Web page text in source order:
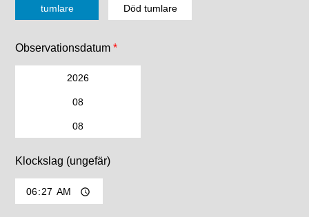
tumlare
Död tumlare
Observationsdatum*
Klockslag (ungefär)